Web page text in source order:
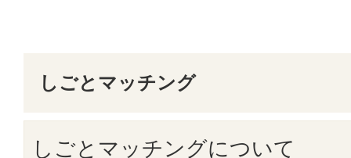
しごとマッチング
しごとマッチングについて